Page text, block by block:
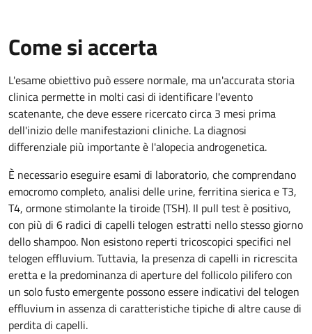
Come si accerta
L'esame obiettivo può essere normale, ma un'accurata storia
clinica permette in molti casi di identificare l'evento
scatenante, che deve essere ricercato circa 3 mesi prima
dell'inizio delle manifestazioni cliniche. La diagnosi
differenziale più importante è l'alopecia androgenetica.
È necessario eseguire esami di laboratorio, che comprendano
emocromo completo, analisi delle urine, ferritina sierica e T3,
T4, ormone stimolante la tiroide (TSH). Il pull test è positivo,
con più di 6 radici di capelli telogen estratti nello stesso giorno
dello shampoo. Non esistono reperti tricoscopici specifici nel
telogen effluvium. Tuttavia, la presenza di capelli in ricrescita
eretta e la predominanza di aperture del follicolo pilifero con
un solo fusto emergente possono essere indicativi del telogen
effluvium in assenza di caratteristiche tipiche di altre cause di
perdita di capelli.